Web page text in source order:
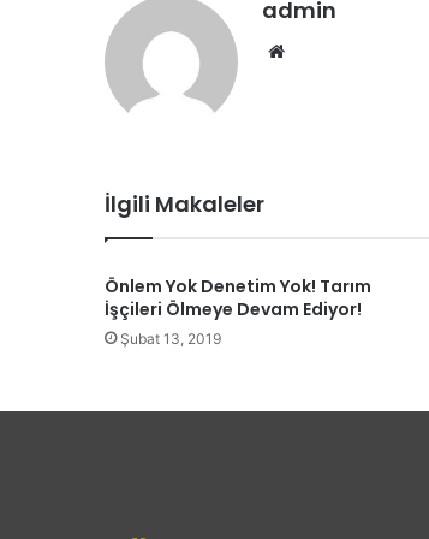
admin
İlgili Makaleler
Önlem Yok Denetim Yok! Tarım
İşçileri Ölmeye Devam Ediyor!
Şubat 13, 2019